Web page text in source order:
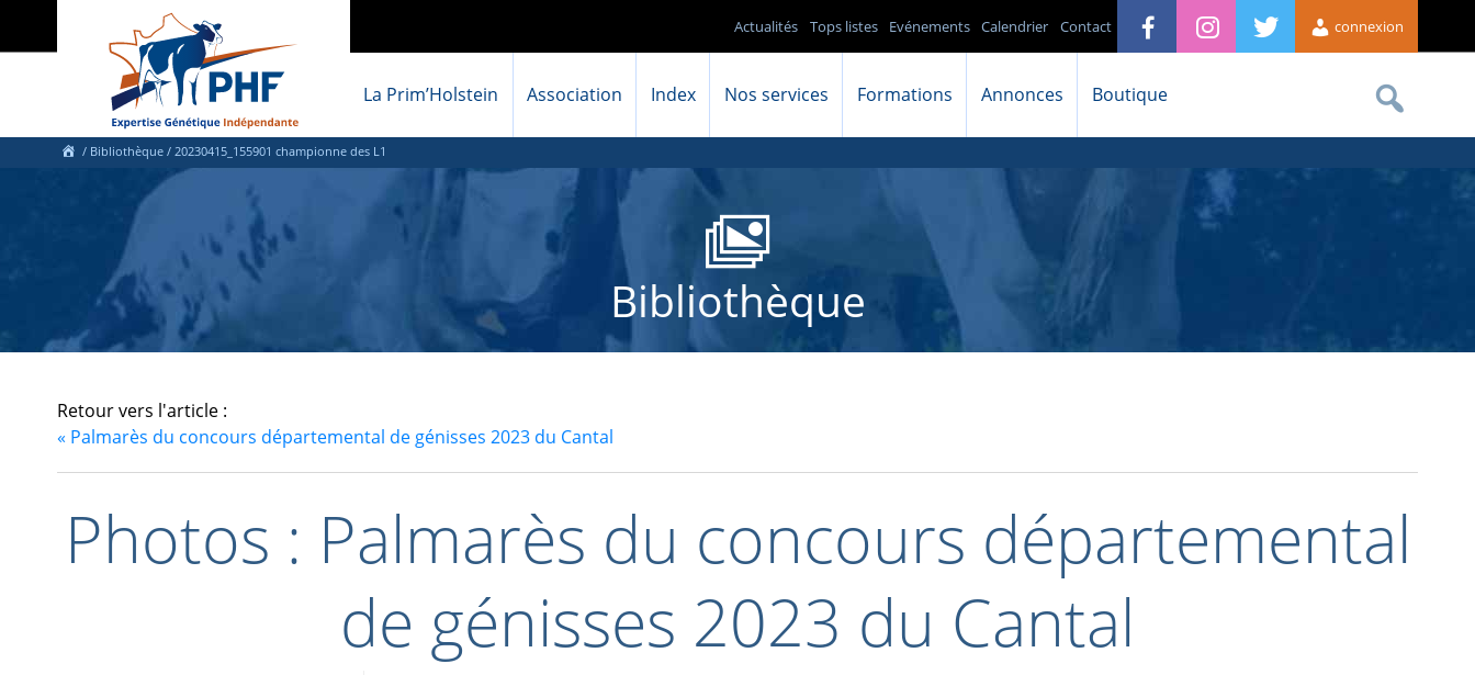
connexion
Contact
Calendrier
Evénements
Tops listes
Actualités
La Prim’Holstein Association Index Nos services Formations Annonces Boutique
/ Bibliothèque / 20230415_155901 championne des L1
Bibliothèque
Retour vers l'article :
« Palmarès du concours départemental de génisses 2023 du Cantal
Photos : Palmarès du concours départemental
de génisses 2023 du Cantal